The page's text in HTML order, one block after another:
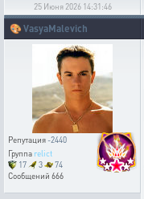
25 Июня 2026 14:31:46
🎨 VasyaMalevich
Репутация-2440
Группа relict
17
3
74
Сообщений 666